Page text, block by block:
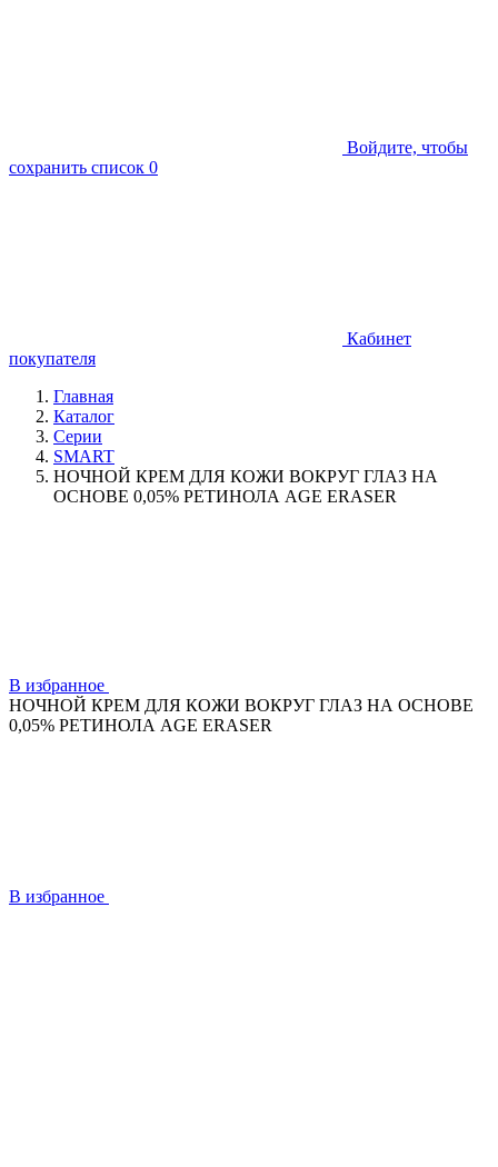
Войдите, чтобы
сохранить список 0
Кабинет
покупателя
Главная
Каталог
Серии
SMART
НОЧНОЙ КРЕМ ДЛЯ КОЖИ ВОКРУГ ГЛАЗ НА
ОСНОВЕ 0,05% РЕТИНОЛА AGE ERASER
В избранное
НОЧНОЙ КРЕМ ДЛЯ КОЖИ ВОКРУГ ГЛАЗ НА ОСНОВЕ
0,05% РЕТИНОЛА AGE ERASER
В избранное